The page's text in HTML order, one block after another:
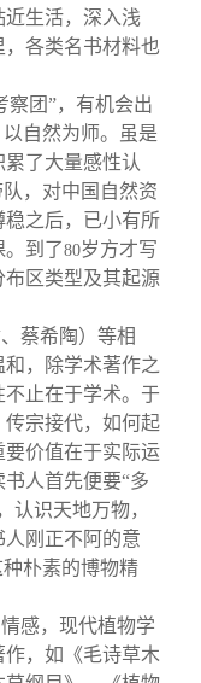
生活，深入浅
各类名书材料也
察团”，有机会出
自然为师。虽是
了大量感性认
，对中国自然资
之后，已小有所
到了80岁方才写
区类型及其起源
蔡希陶）等相
，除学术著作之
止在于学术。于
宗接代，如何起
价值在于实际运
人首先便要“多
认识天地万物，
刚正不阿的意
朴素的博物精
感，现代植物学
，如《毛诗草木